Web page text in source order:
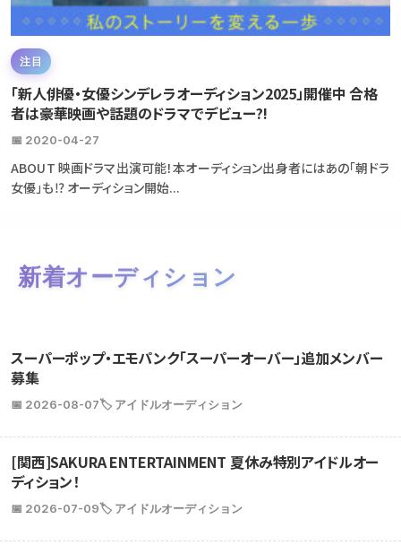
注目
「新人俳優・女優シンデレラオーディション2025」開催中 合格
者は豪華映画や話題のドラマでデビュー?!
📅 2020-04-27
ABOUT 映画ドラマ出演可能！本オーディション出身者にはあの「朝ドラ
女優」も⁉ オーディション開始...
新着オーディション
スーパーポップ・エモパンク「スーパーオーバー」追加メンバー
募集
📅 2026-08-07🏷️ アイドルオーディション
[関西]SAKURA ENTERTAINMENT 夏休み特別アイドルオー
ディション！
📅 2026-07-09🏷️ アイドルオーディション